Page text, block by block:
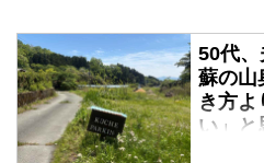
50代
蘇の山
き方よ
い」と
手づ